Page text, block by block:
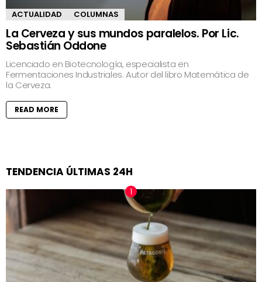
ACTUALIDAD COLUMNAS
La Cerveza y sus mundos paralelos. Por Lic.
Sebastián Oddone
Licenciado en Biotecnología, especialista en
Fermentaciones Industriales. Autor del libro Matemática de
la Cerveza.
READ MORE
TENDENCIA ÚLTIMAS 24H